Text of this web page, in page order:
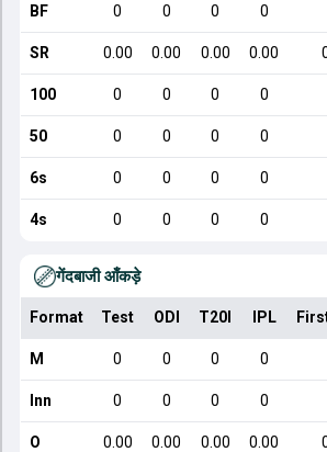
BF 0 0 0 0
SR 0.00 0.00 0.00 0.00
100 0 0 0 0
50 0 0 0 0
6s 0 0 0 0
4s 0 0 0 0
गेंदबाजी आँकड़े
Format Test ODI T20I IPL
M 0 0 0 0
Inn 0 0 0 0
O 0.00 0.00 0.00 0.00